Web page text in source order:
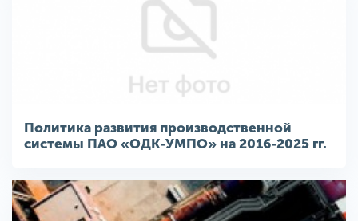
Политика развития производственной
системы ПАО «ОДК-УМПО» на 2016-2025 гг.